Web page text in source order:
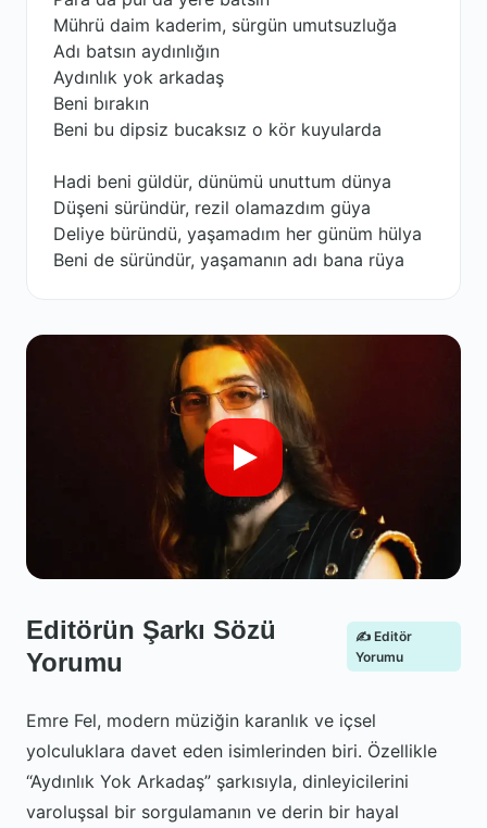
Mührü daim kaderim, sürgün umutsuzluğa
Adı batsın aydınlığın
Aydınlık yok arkadaş
Beni bırakın
Beni bu dipsiz bucaksız o kör kuyularda
Hadi beni güldür, dünümü unuttum dünya
Düşeni süründür, rezil olamazdım güya
Deliye büründü, yaşamadım her günüm hülya
Beni de süründür, yaşamanın adı bana rüya
Editörün Şarkı Sözü
Yorumu
✍️ Editör
Yorumu
Emre Fel, modern müziğin karanlık ve içsel
yolculuklara davet eden isimlerinden biri. Özellikle
“Aydınlık Yok Arkadaş” şarkısıyla, dinleyicilerini
varoluşsal bir sorgulamanın ve derin bir hayal